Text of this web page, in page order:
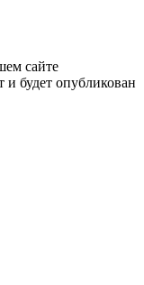
сайте
будет опубликован